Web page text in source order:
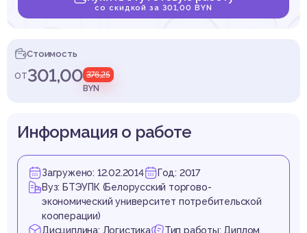
со скидкой за 301,00 BYN
Стоимость
от301,00 376,25
BYN
Информация о работе
Загружено: 12.02.2014
Год: 2017
Вуз: БТЭУПК (Белорусский торгово-
экономический университет потребительской
кооперации)
Дисциплина: Логистика
Тип работы: Диплом